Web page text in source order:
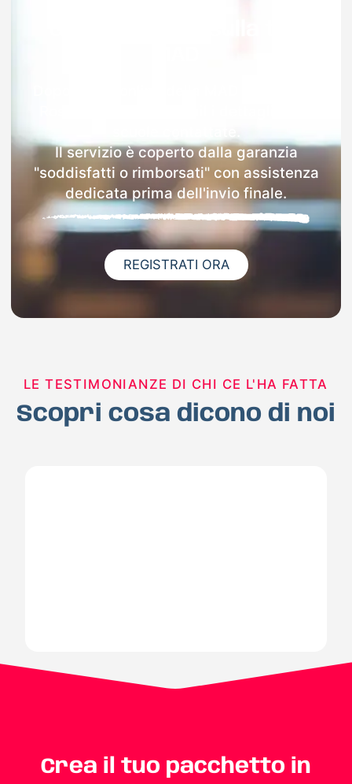
Il servizio è coperto dalla garanzia
"soddisfatti o rimborsati" con assistenza
dedicata prima dell'invio finale.
REGISTRATI ORA
LE TESTIMONIANZE DI CHI CE L'HA FATTA
Scopri cosa dicono di noi
Crea il tuo pacchetto in